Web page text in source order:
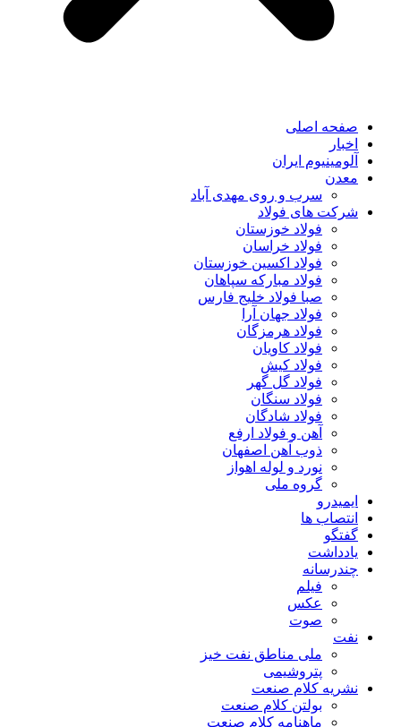
صفحه اصلی
اخبار
آلومینیوم ایران
معدن
سرب و روی مهدی آباد
شرکت های فولاد
فولاد خوزستان
فولاد خراسان
فولاد اکسین خوزستان
فولاد مبارکه سپاهان
صبا فولاد خلیج فارس
فولاد جهان آرا
فولاد هرمزگان
فولاد کاویان
فولاد کیش
فولاد گل گهر
فولاد سنگان
فولاد شادگان
آهن و فولاد ارفع
ذوب آهن اصفهان
نورد و لوله اهواز
گروه ملی
ایمیدرو
انتصاب ها
گفتگو
یادداشت
چندرسانه
فیلم
عکس
صوت
نفت
ملی مناطق نفت خیز
پتروشیمی
نشریه کلام صنعت
بولتن کلام صنعت
ماهنامه کلام صنعت